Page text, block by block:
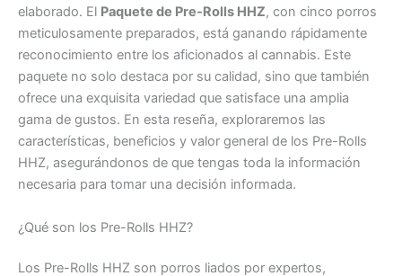
elaborado. El Paquete de Pre-Rolls HHZ, con cinco porros
meticulosamente preparados, está ganando rápidamente
reconocimiento entre los aficionados al cannabis. Este
paquete no solo destaca por su calidad, sino que también
ofrece una exquisita variedad que satisface una amplia
gama de gustos. En esta reseña, exploraremos las
características, beneficios y valor general de los Pre-Rolls
HHZ, asegurándonos de que tengas toda la información
necesaria para tomar una decisión informada.
¿Qué son los Pre-Rolls HHZ?
Los Pre-Rolls HHZ son porros liados por expertos,